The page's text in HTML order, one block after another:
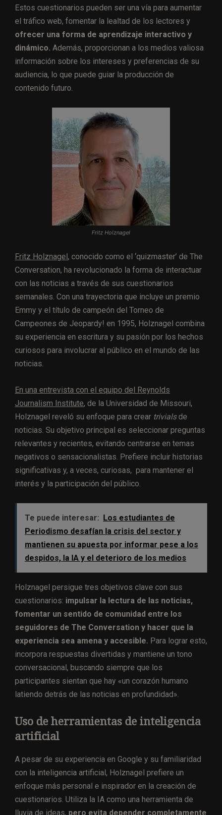
Estos cuestionarios pueden ser una vía para aumentar
el tráfico web, fomentar la lealtad de los lectores y
ofrecer una forma de aprendizaje interactivo y
dinámico. Además, proporcionan a los medios valiosa
información sobre los intereses y preferencias de su
audiencia, lo que puede guiar la producción de
contenido futuro.
Fritz Holznagel
Fritz Holznagel, conocido como el ‘quizmaster’ de The
Conversation, ha revolucionado la forma de interactuar
con las noticias a través de sus cuestionarios
semanales. Con una trayectoria que incluye un premio
Emmy y el título de campeón del Torneo de
Campeones de Jeopardy! en 1995, Holznagel combina
su experiencia en escritura y su pasión por los hechos
curiosos para involucrar al público en el mundo de las
noticias.
En una entrevista con el equipo del Reynolds
Journalism Institute, de la Universidad de Missouri,
Holznagel reveló su enfoque para crear trivialsde
noticias. Su objetivo principal es seleccionar preguntas
relevantes y recientes, evitando centrarse en temas
negativos o sensacionalistas. Prefiere incluir historias
significativas y, a veces, curiosas, para mantener el
interés y la participación del público.
Te puede interesar: Los estudiantes de
Periodismo desafían la crisis del sector y
mantienen su apuesta por informar pese a los
despidos, la IA y el deterioro de los medios
Holznagel persigue tres objetivos clave con sus
cuestionarios: impulsar la lectura de las noticias,
fomentar un sentido de comunidad entre los
seguidores de The Conversation y hacer que la
experiencia sea amena y accesible. Para lograr esto,
incorpora respuestas divertidas y mantiene un tono
conversacional, buscando siempre que los
participantes sientan que hay «un corazón humano
latiendo detrás de las noticias en profundidad».
Uso de herramientas de inteligencia
artificial
A pesar de su experiencia en Google y su familiaridad
con la inteligencia artificial, Holznagel prefiere un
enfoque más personal e inspirador en la creación de
cuestionarios. Utiliza la IA como una herramienta de
lluvia de ideas, pero evita depender completamente